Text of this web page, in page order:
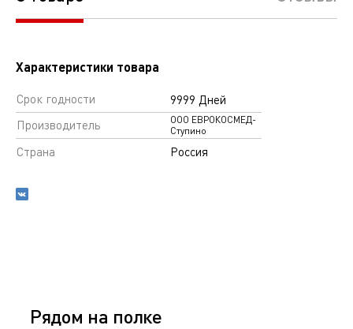
Характеристики товара
Срок годности
9999 Дней
Производитель
ООО ЕВРОКОСМЕД-
Ступино
Страна Россия
Рядом на полке